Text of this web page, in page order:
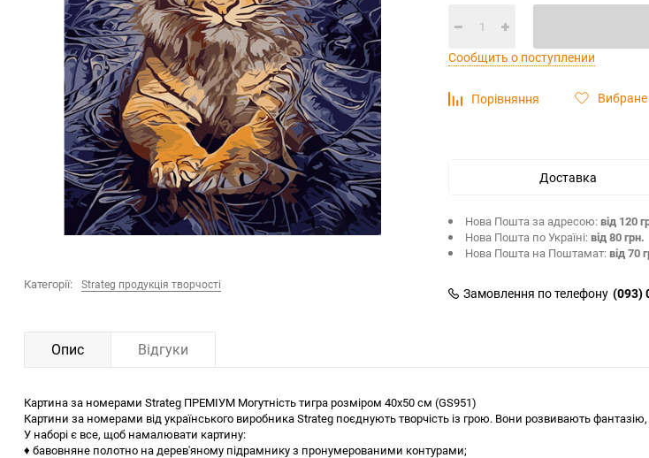
Категорії: Strateg продукція творчості
Сообщить о поступлении
Порівняння Вибране
Доставка
Нова Пошта за адресою:від 120
Нова Пошта по Україні:від 80 грн.
Нова Пошта на Поштамат:від 70
Замовлення по телефону (093)
Опис Відгуки
Картина за номерами Strateg ПРЕМІУМ Могутність тигра розміром 40х50 см (GS951)
Картини за номерами від українського виробника Strateg поєднують творчість із грою. Вони розвивають
У наборі є все, щоб намалювати картину:
♦ бавовняне полотно на дерев'яному підрамнику з пронумерованими контурами;